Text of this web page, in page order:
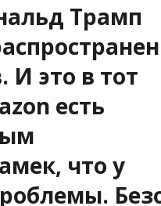
Трамп
И это в тот
есть
что у